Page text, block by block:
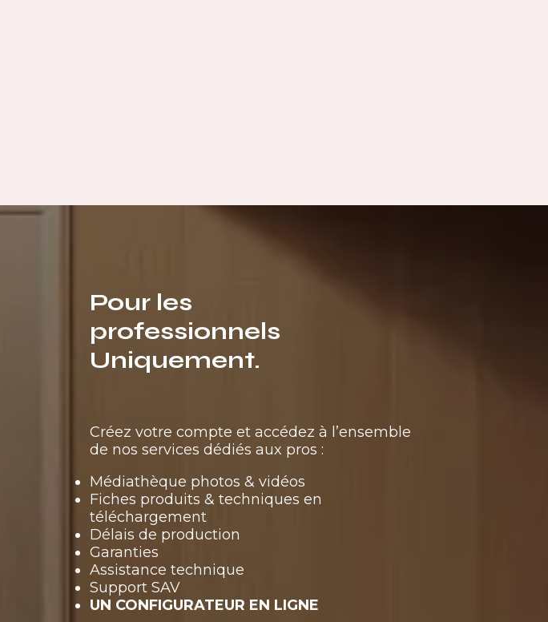
Pour les
professionnels
Uniquement.
Créez votre compte et accédez à l’ensemble
de nos services dédiés aux pros :
Médiathèque photos & vidéos
Fiches produits & techniques en
téléchargement
Délais de production
Garanties
Assistance technique
Support SAV
UN CONFIGURATEUR EN LIGNE